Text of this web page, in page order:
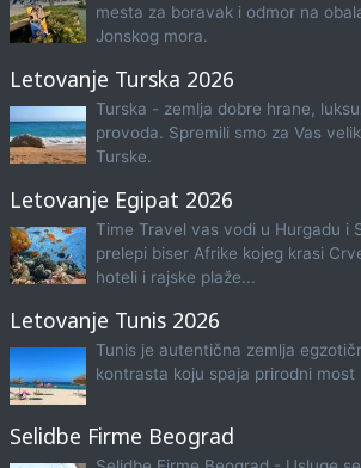
mesta za boravak i odmor na
Jonskog mora.
Letovanje Turska 2026
Turska - zemlja dobre hrane,
provoda. Spremili smo za Vas
Turske.
Letovanje Egipat 2026
Time Travel vas vodi u Hurgadu i
prelepi biser Afrike kojeg krasi
hoteli i rajske plaže...
Letovanje Tunis 2026
Tunis je autentična zemlja
kontrasta koju spaja prirodni most
Selidbe Firme Beograd